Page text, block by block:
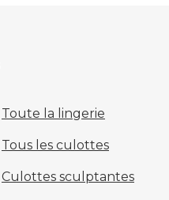
Toute la lingerie
Tous les culottes
Culottes sculptantes